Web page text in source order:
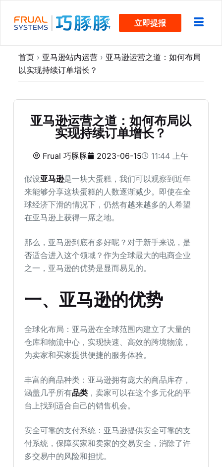
过
立即提报
首页 › 亚马逊站内运营 › 亚马逊运营之道：如何布局
以实现持续订单增长？
亚马逊运营之道：如何布局以
实现持续订单增长？
Frual 巧豚豚 2023-06-15 11:44 上午
假设亚马逊是一块大蛋糕，我们可以观察到近年
来能够分享这块蛋糕的人数逐渐减少。即使在全
球经济下滑的情况下，仍然有越来越多的人希望
在亚马逊上获得一席之地。
那么，亚马逊到底有多好呢？对于新手来说，是
否适合进入这个领域？作为全球最大的电商企业
之一，亚马逊的优势是显而易见的。
一、亚马逊的优势
全球化布局：亚马逊在全球范围内建立了大量的
仓库和物流中心，实现快速、高效的跨境物流，
为卖家和买家提供便捷的服务体验。
丰富的商品种类：亚马逊拥有庞大的商品库存，
涵盖几乎所有品类 ，卖家可以在这个多元化的平
台上找到适合自己的销售机会。
安全可靠的支付系统：亚马逊提供安全可靠的支
付系统，保障买家和卖家的交易安全，消除了许
多交易中的风险和担忧。